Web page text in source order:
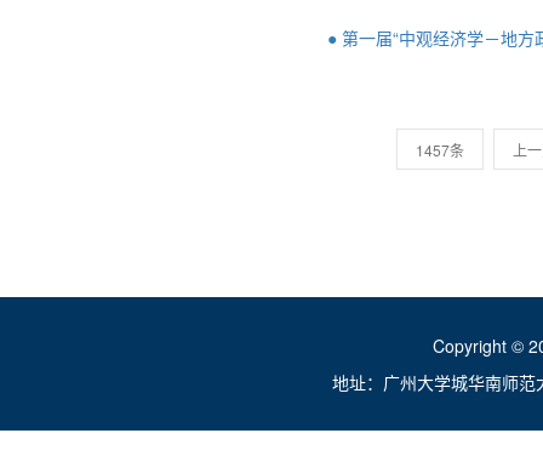
● 第一届“中观经济学－地
1457条 上
Copyright ©
地址：广州大学城华南